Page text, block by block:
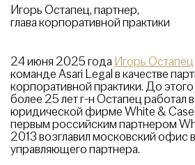
Игорь Остапец, партнер,
глава корпоративной практики
24 июня 2025 годаИгорь Остапец
команде Asari Legal в качестве
корпоративной практики. До
более 25 лет г-н Остапец
юридической фирме White &
первым российским партнером
2013 возглавил московский офис
управляющего партнера.